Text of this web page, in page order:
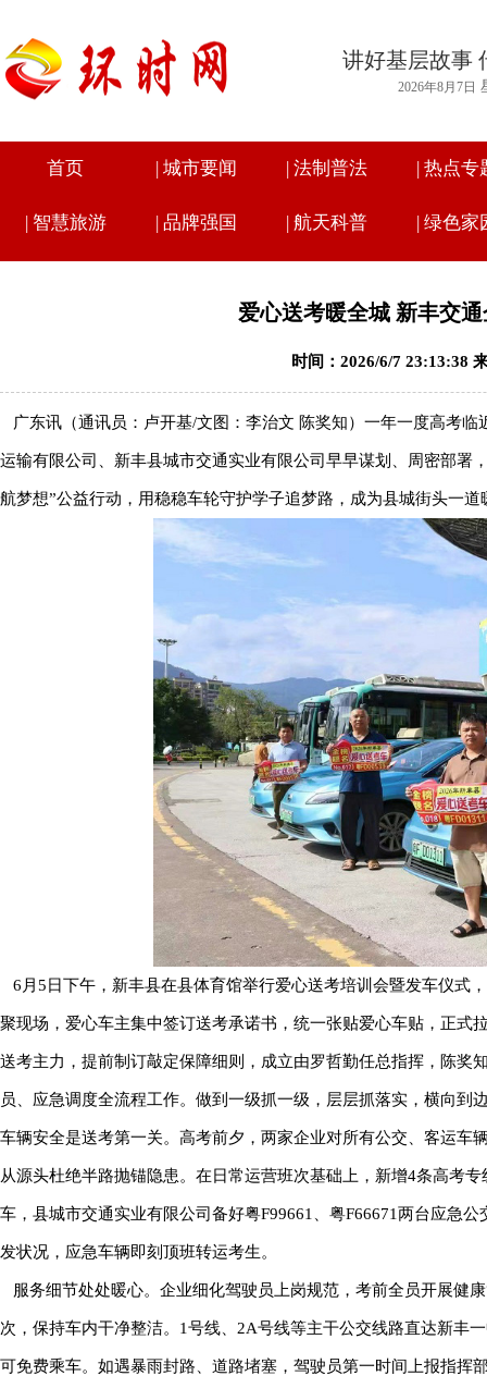
讲好基层故事
2026年8月7日
首页 | 城市要闻 | 法制普法 | 热点专
| 智慧旅游 | 品牌强国 | 航天科普 | 绿色家
爱心送考暖全城 新丰交
时间：2026/6/7 23:13:38
广东讯（通讯员：卢开基/文图：李治文 陈奖知）一年一度高考
运输有限公司、新丰县城市交通实业有限公司早早谋划、周密部署
航梦想”公益行动，用稳稳车轮守护学子追梦路，成为县城街头一道
6月5日下午，新丰县在县体育馆举行爱心送考培训会暨发车仪式
聚现场，爱心车主集中签订送考承诺书，统一张贴爱心车贴，正式
送考主力，提前制订敲定保障细则，成立由罗哲勤任总指挥，陈奖
员、应急调度全流程工作。做到一级抓一级，层层抓落实，横向到
车辆安全是送考第一关。高考前夕，两家企业对所有公交、客运
从源头杜绝半路抛锚隐患。在日常运营班次基础上，新增4条高考
车，县城市交通实业有限公司备好粤F99661、粤F66671两台应急
发状况，应急车辆即刻顶班转运考生。
服务细节处处暖心。企业细化驾驶员上岗规范，考前全员开展健
次，保持车内干净整洁。1号线、2A号线等主干公交线路直达新丰
可免费乘车。如遇暴雨封路、道路堵塞，驾驶员第一时间上报指挥